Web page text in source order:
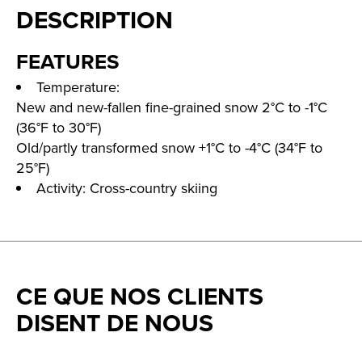
DESCRIPTION
FEATURES
Temperature:
New and new-fallen fine-grained snow 2°C to -1°C
(36°F to 30°F)
Old/partly transformed snow +1°C to -4°C (34°F to
25°F)
Activity: Cross-country skiing
CE QUE NOS CLIENTS
DISENT DE NOUS